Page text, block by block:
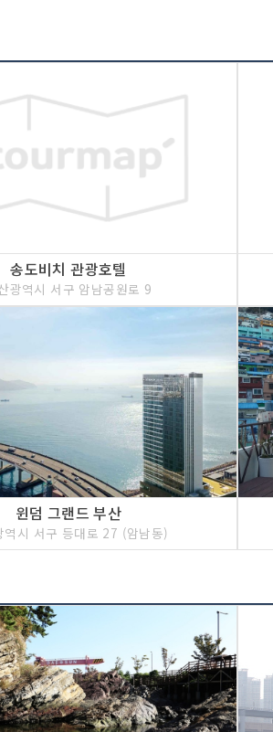
송도비치 관광호텔
광역시 서구 암남공원로 9
윈덤 그랜드 부산
역시 서구 등대로 27 (암남동)